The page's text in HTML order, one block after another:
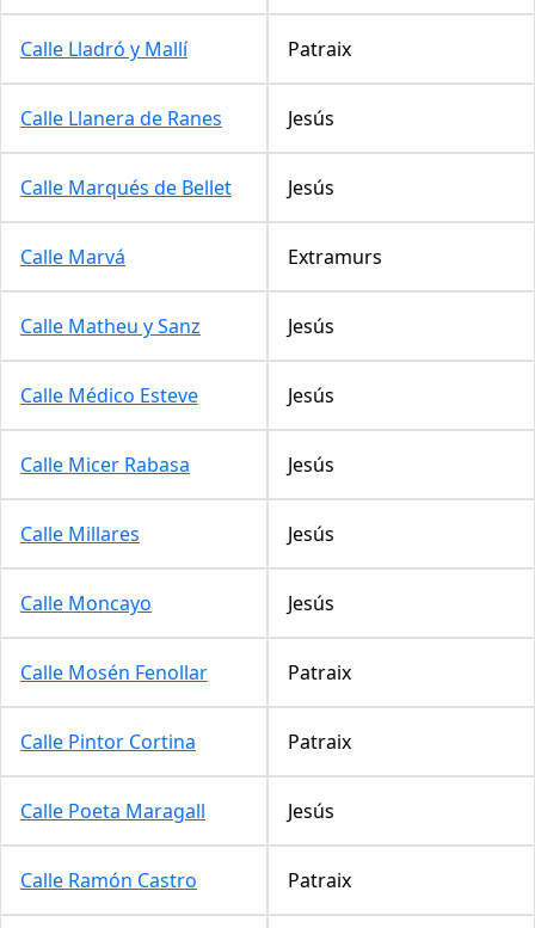
Calle Lladró y Mallí Patraix
Calle Llanera de Ranes Jesús
Calle Marqués de Bellet Jesús
Calle Marvá Extramurs
Calle Matheu y Sanz Jesús
Calle Médico Esteve Jesús
Calle Micer Rabasa Jesús
Calle Millares Jesús
Calle Moncayo Jesús
Calle Mosén Fenollar Patraix
Calle Pintor Cortina Patraix
Calle Poeta Maragall Jesús
Calle Ramón Castro Patraix